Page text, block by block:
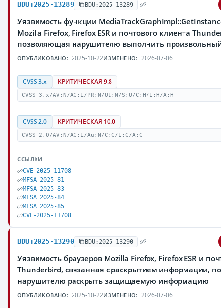
BDU:2025-13289 BDU:2025-13289
Уязвимость функции
Mozilla Firefox, Firefox ESR и почтового клиента
позволяющая нарушителю выполнить
ОПУБЛИКОВАНО: 2025-10-22ИЗМЕНЕНО: 2026-07-06
CVSS 3.x КРИТИЧЕСКАЯ 9.8
CVSS:3.x/AV:N/AC:L/PR:N/UI:N/S:U/C:H/I:H/A:H
CVSS 2.0 КРИТИЧЕСКАЯ 10.0
CVSS:2.0/AV:N/AC:L/Au:N/C:C/I:C/A:C
ССЫЛКИ
CVE-2025-11708
MFSA 2025-81
MFSA 2025-83
MFSA 2025-84
MFSA 2025-85
CVE-2025-11708
BDU:2025-13290 BDU:2025-13290
Уязвимость браузеров Mozilla Firefox, Firefox ESR и
Thunderbird, связанная с раскрытием информации,
нарушителю раскрыть защищаемую информацию
ОПУБЛИКОВАНО: 2025-10-22ИЗМЕНЕНО: 2026-07-06